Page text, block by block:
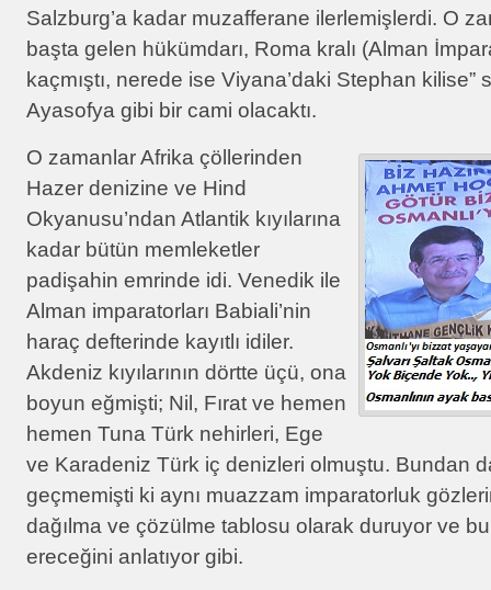
Salzburg’a kadar muzafferane ilerlemişlerdi. O
başta gelen hükümdarı, Roma kralı (Alman
kaçmıştı, nerede ise Viyana’daki Stephan kilise”
Ayasofya gibi bir cami olacaktı.
O zamanlar Afrika çöllerinden
Hazer denizine ve Hind
Okyanusu’ndan Atlantik kıyılarına
kadar bütün memleketler
padişahin emrinde idi. Venedik ile
Alman imparatorları Babiali’nin
haraç defterinde kayıtlı idiler.
Akdeniz kıyılarının dörtte üçü, ona
boyun eğmişti; Nil, Fırat ve hemen
hemen Tuna Türk nehirleri, Ege
ve Karadeniz Türk iç denizleri olmuştu. Bundan
geçmemişti ki aynı muazzam imparatorluk
dağılma ve çözülme tablosu olarak duruyor ve
ereceğini anlatıyor gibi.